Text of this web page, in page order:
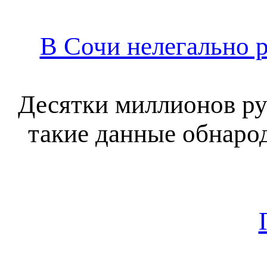
В Сочи нелегально
Десятки миллионов
такие данные